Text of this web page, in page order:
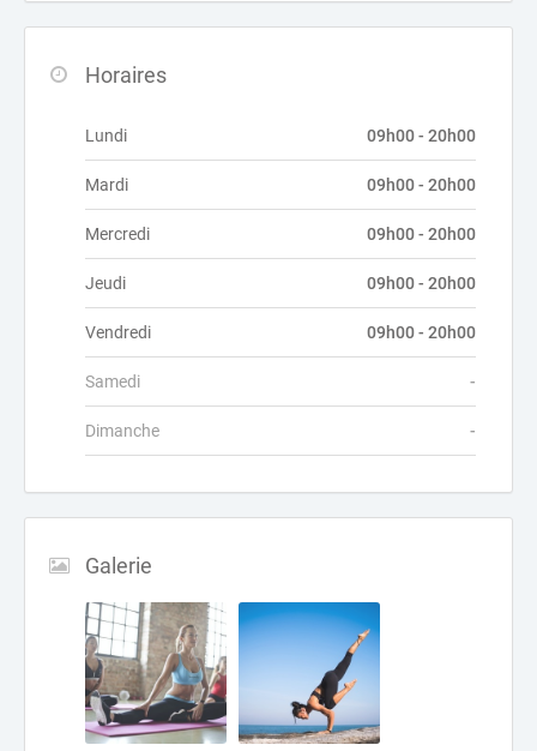
Horaires
Lundi 09h00 - 20h00
Mardi 09h00 - 20h00
Mercredi 09h00 - 20h00
Jeudi 09h00 - 20h00
Vendredi 09h00 - 20h00
Samedi -
Dimanche -
Galerie